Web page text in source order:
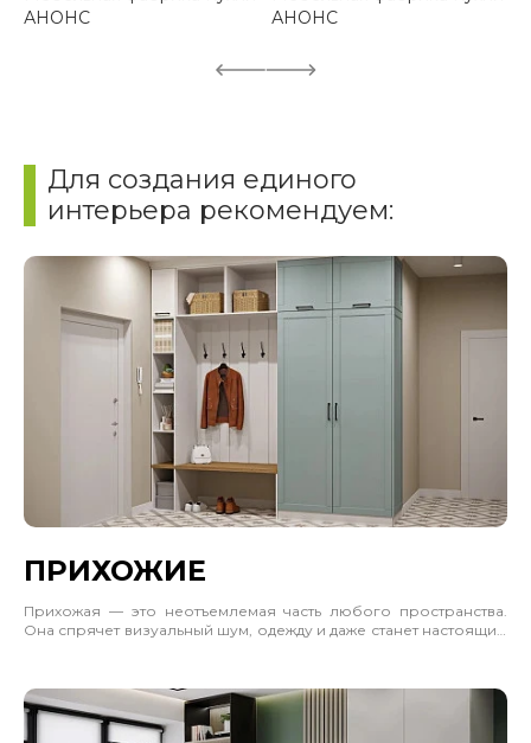
Для создания единого
интерьера рекомендуем:
ПРИХОЖИЕ
Прихожая — это неотъемлемая часть любого пространства.
Она спрячет визуальный шум, одежду и даже станет настоящим
Учитывайте габариты, материал и цветовое решение. Часто
отличным решением будет позвать замерщика и дизайнера.